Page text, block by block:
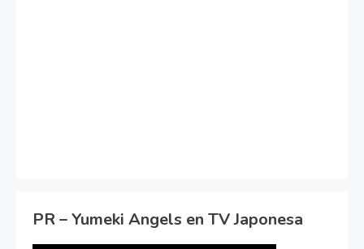
PR – Yumeki Angels en TV Japonesa